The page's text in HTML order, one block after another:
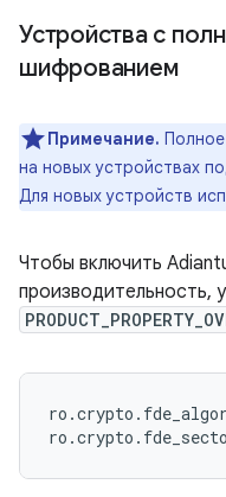
Устройства с
шифрованием
Примечание.
на новых устройствах
Для новых устройств
Чтобы включить
производительность,